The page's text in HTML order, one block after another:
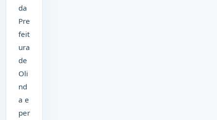
da
Pre
feit
ura
de
Oli
nd
a e
per